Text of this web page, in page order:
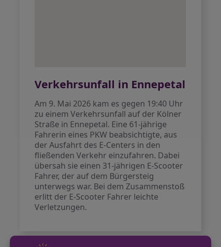
Verkehrsunfall in Ennepetal
Am 9. Mai 2026 kam es gegen 19:40 Uhr
zu einem Verkehrsunfall auf der Kölner
Straße in Ennepetal. Eine 61-jährige
Fahrerin eines PKW beabsichtigte, aus
der Ausfahrt des E-Centers in den
fließenden Verkehr einzufahren. Dabei
übersah sie einen 31-jährigen E-Scooter
Fahrer, der auf dem Bürgersteig
unterwegs war. Bei dem Zusammenstoß
erlitt der E-Scooter Fahrer leichte
Verletzungen.